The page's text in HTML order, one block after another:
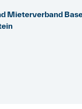
Mieterverband